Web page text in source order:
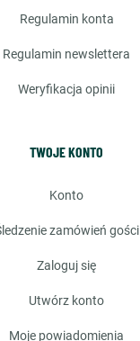
regulamin konta
regulamin newslettera
weryfikacja opinii
TWOJE KONTO
konto
śledzenie zamówień gości
zaloguj się
utwórz konto
moje powiadomienia